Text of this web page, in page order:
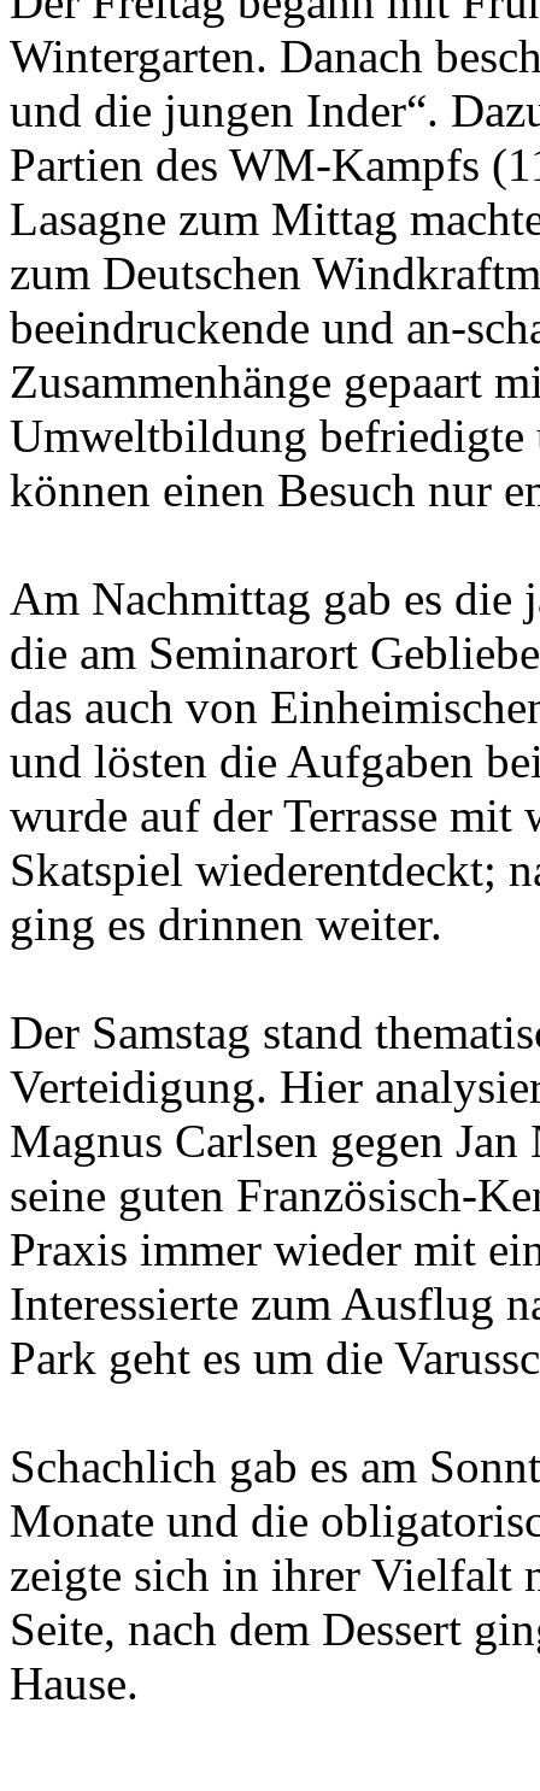
Wintergarten. Danach
und die jungen Inder“.
Partien des WM-Kampfs
Lasagne zum Mittag
zum Deutschen
beeindruckende und an-
Zusammenhänge gepaart
Umweltbildung befriedigte
können einen Besuch nur
Am Nachmittag gab es die
die am Seminarort
das auch von
und lösten die Aufgaben
wurde auf der Terrasse mit
Skatspiel wiederentdeckt;
ging es drinnen weiter.
Der Samstag stand
Verteidigung. Hier
Magnus Carlsen gegen
seine guten Französisch-
Praxis immer wieder mit
Interessierte zum Ausflug
Park geht es um die
Schachlich gab es am
Monate und die
zeigte sich in ihrer Vielfalt
Seite, nach dem Dessert
Hause.